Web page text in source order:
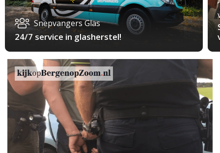
Snepvangers Glas
24/7 service in glasherstel!